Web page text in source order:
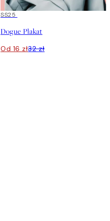
50%*
SS25
Dogue Plakat
Od 16 zł32 zł